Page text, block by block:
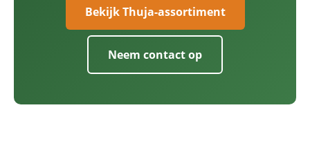
Bekijk Thuja-assortiment
Neem contact op